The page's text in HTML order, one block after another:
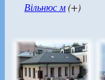
Вільнюс м(+)